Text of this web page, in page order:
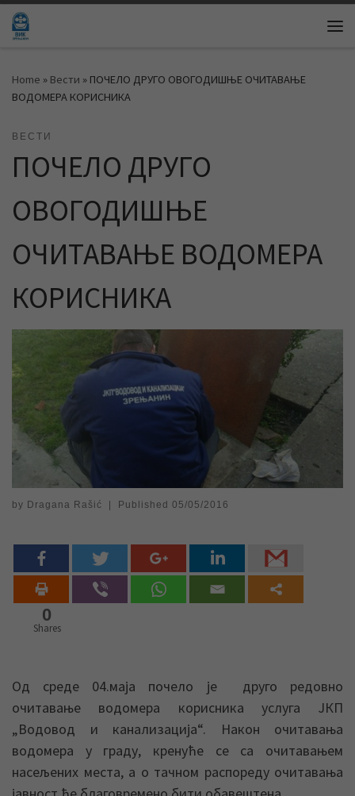
Skip to content
Home » Вести » ПОЧЕЛО ДРУГО ОВОГОДИШЊЕ ОЧИТАВАЊЕ
ВОДОМЕРА КОРИСНИКА
ВЕСТИ
ПОЧЕЛО ДРУГО
ОВОГОДИШЊЕ
ОЧИТАВАЊЕ ВОДОМЕРА
КОРИСНИКА
by Dragana Rašić Published 05/05/2016
0
Shares
Од среде 04.маја почело је друго редовно
очитавање водомера корисника услуга ЈКП
„Водовод и канализација“. Након очитавања
водомера у граду, кренуће се са очитавањем
насељених места, а о тачном распореду очитавања